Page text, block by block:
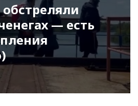
— есть